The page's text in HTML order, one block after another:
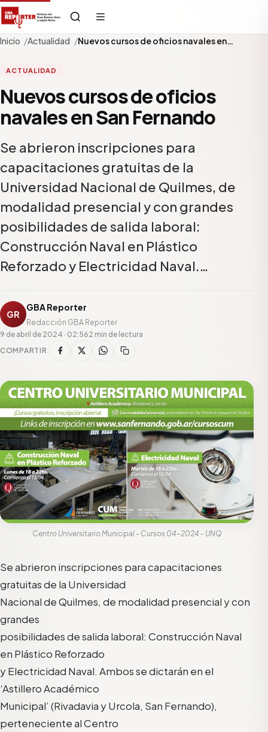
Inicio Actualidad Nuevos cursos de oficios navales en…
ACTUALIDAD
Nuevos cursos de oficios
navales en San Fernando
Se abrieron inscripciones para
capacitaciones gratuitas de la
Universidad Nacional de Quilmes, de
modalidad presencial y con grandes
posibilidades de salida laboral:
Construcción Naval en Plástico
Reforzado y Electricidad Naval.…
GR
GBA Reporter
Redacción GBA Reporter
9 de abril de 2024 · 02:562 min de lectura
COMPARTIR
Centro Universitario Municipal - Cursos 04-2024 - UNQ
Se abrieron inscripciones para capacitaciones
gratuitas de la Universidad
Nacional de Quilmes, de modalidad presencial y con
grandes
posibilidades de salida laboral: Construcción Naval
en Plástico Reforzado
y Electricidad Naval. Ambos se dictarán en el
‘Astillero Académico
Municipal’ (Rivadavia y Urcola, San Fernando),
perteneciente al Centro